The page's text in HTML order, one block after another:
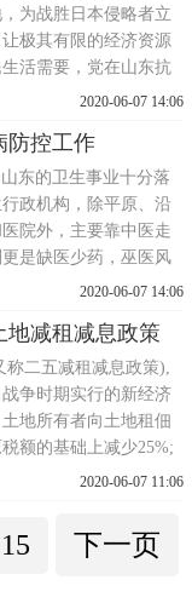
为战胜日本侵略者立
极其有限的经济资源
活需要，党在山东抗
的审计制度，为保证党
时军需民用，推动根
要贡献。一全面抗战
2020-06-07 14:06
防控工作
东的卫生事业十分落
政机构，除平原、沿
院外，主要靠中医走
是缺医少药，巫医风
件差，水源、粪便管理
、流感和疥疮等疫病
较大。一、确立预防
2020-06-07 14:06
减租减息政策
称二五减租减息政策),
争时期实行的新经济
地所有者向土地租佃
额的基础上减少25%;
的利息数量要在原金
经济负担，有利于形
族统一战线。1942年8
2020-06-07 11:06
15 下一页